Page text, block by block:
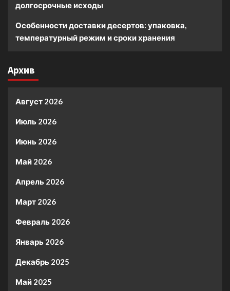
долгосрочные исходы
Особенности доставки десертов: упаковка,
температурный режим и сроки хранения
Архив
Август 2026
Июль 2026
Июнь 2026
Май 2026
Апрель 2026
Март 2026
Февраль 2026
Январь 2026
Декабрь 2025
Май 2025